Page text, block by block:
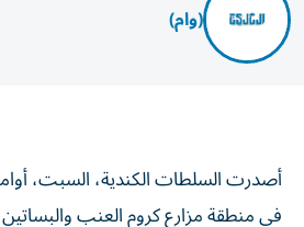
(وام)
أصدرت السلطات الكندية، السبت،
في منطقة مزارع كروم العنب